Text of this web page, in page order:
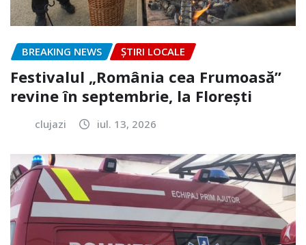
BREAKING NEWS ȘTIRI LOCALE
Festivalul „România cea Frumoasă”
revine în septembrie, la Florești
clujazi iul. 13, 2026